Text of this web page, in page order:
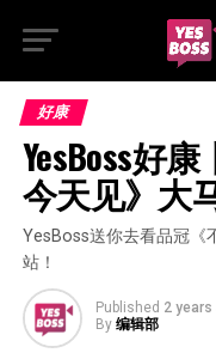
好康
YesBoss好
今天见》大
YesBoss送你去看品冠《
站！
Published 2 years
By 编辑部